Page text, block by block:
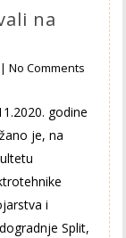
na
|No Comments
godine
je, na
i
Split,